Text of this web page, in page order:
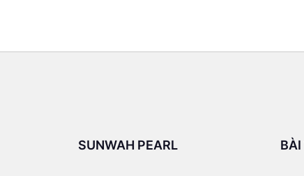
SUNWAH PEARL BÀI